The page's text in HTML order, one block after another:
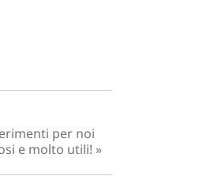
per noi
e molto utili! »